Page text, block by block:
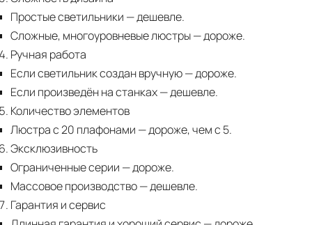
Простые светильники — дешевле.
Сложные, многоуровневые люстры— дороже.
Ручная работа
Если светильник создан вручную— дороже.
Если произведён на станках— дешевле.
Количество элементов
Люстра с 20 плафонами — дороже, чем с 5.
Эксклюзивность
Ограниченные серии — дороже.
Массовое производство— дешевле.
Гарантия и сервис